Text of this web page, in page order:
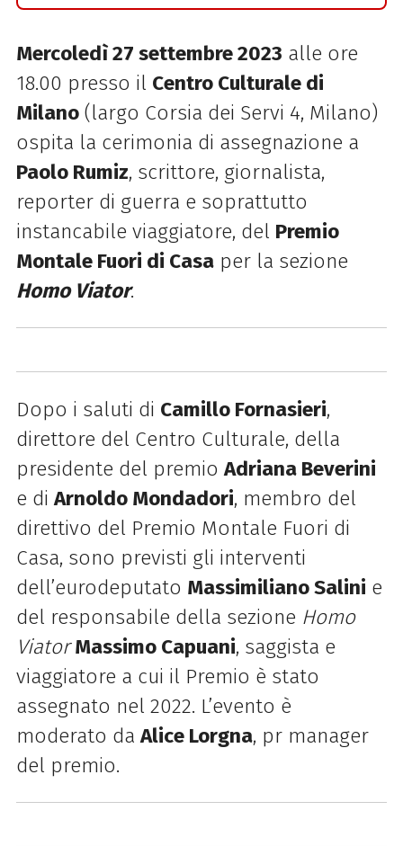
Mercoledì 27 settembre 2023 alle ore
18.00 presso il Centro Culturale di
Milano(largo Corsia dei Servi 4, Milano)
ospita la cerimonia di assegnazione a
Paolo Rumiz, scrittore, giornalista,
reporter di guerra e soprattutto
instancabile viaggiatore, del Premio
Montale Fuori di Casaper la sezione
Homo Viator.
Dopo i saluti di Camillo Fornasieri,
direttore del Centro Culturale, della
presidente del premioAdriana Beverini
e diArnoldo Mondadori, membro del
direttivo del Premio Montale Fuori di
Casa, sono previsti gli interventi
dell’eurodeputato Massimiliano Salini e
del responsabile della sezione Homo
Viator Massimo Capuani, saggista e
viaggiatore a cui il Premio è stato
assegnato nel 2022. L’evento è
moderato daAlice Lorgna, pr manager
del premio.